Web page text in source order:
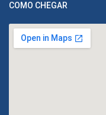
COMO CHEGAR